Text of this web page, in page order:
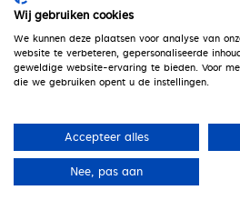
+31 (0)6 44 721 353
Wij gebruiken cookies
We kunnen deze plaatsen voor analyse van
website te verbeteren, gepersonaliseerde
geweldige website-ervaring te bieden. Voor
die we gebruiken opent u de instellingen.
Accepteer alles
Nee, pas aan